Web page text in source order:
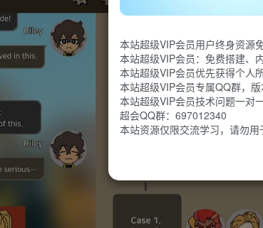
本站超级VIP会员用户终身资源
本站超级VIP会员：免费搭建、
本站超级VIP会员优先获得个人
本站超级VIP会员专属QQ群，
本站超级VIP会员技术问题一对
超会QQ群：697012340
本站资源仅限交流学习，请勿用